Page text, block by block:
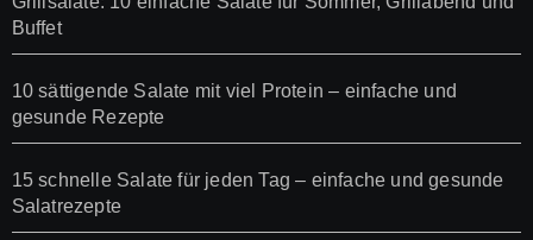
Buffet
10 sättigende Salate mit viel Protein – einfache und
gesunde Rezepte
15 schnelle Salate für jeden Tag – einfache und gesunde
Salatrezepte